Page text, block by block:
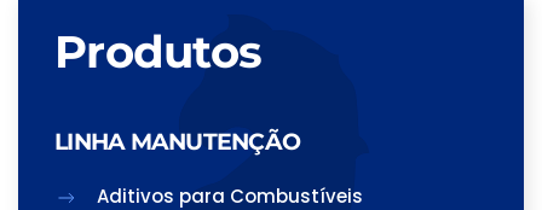
Produtos
LINHA MANUTENÇÃO
Aditivos para Combustíveis